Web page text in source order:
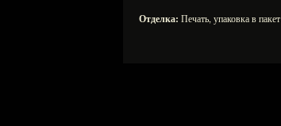
Отделка: Печать, упаковка в пакет